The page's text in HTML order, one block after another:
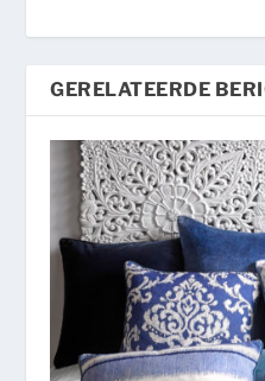
GERELATEERDE